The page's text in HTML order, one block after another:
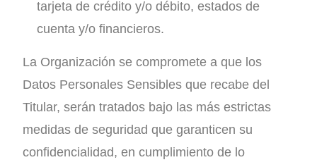
tarjeta de crédito y/o débito, estados de
cuenta y/o financieros.
La Organización se compromete a que los
Datos Personales Sensibles que recabe del
Titular, serán tratados bajo las más estrictas
medidas de seguridad que garanticen su
confidencialidad, en cumplimiento de lo